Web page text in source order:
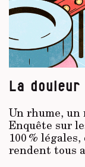
La
Un rhume, un
Enquête sur
100 %
rendent tous